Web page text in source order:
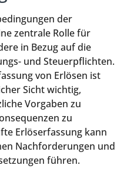
der
zentrale Rolle für
in Bezug auf die
und Steuerpflichten.
von Erlösen ist
Sicht wichtig,
Vorgaben zu
zu
Erlöserfassung kann
Nachforderungen und
führen.